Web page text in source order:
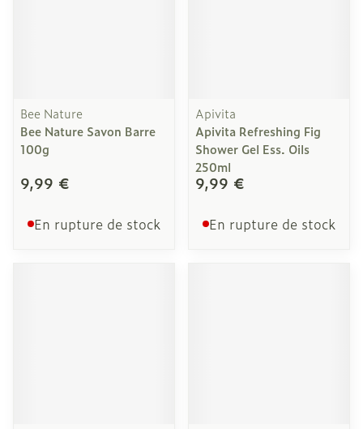
Bee Nature
Bee Nature Savon Barre
100g
9,99 €
En rupture de stock
Apivita
Apivita Refreshing Fig
Shower Gel Ess. Oils
250ml
9,99 €
En rupture de stock